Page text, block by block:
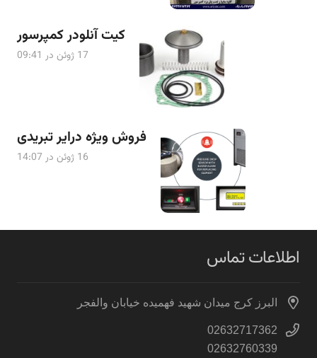
کیت آنلودر کمپرسور
17 ژوئن در 09:41
فروش ویژه درایر تبریدی
16 ژوئن در 14:07
اطلاعات تماس
البرز کرج میدان شهید فهمیده خیابان والفجر
02632717362
02632760339